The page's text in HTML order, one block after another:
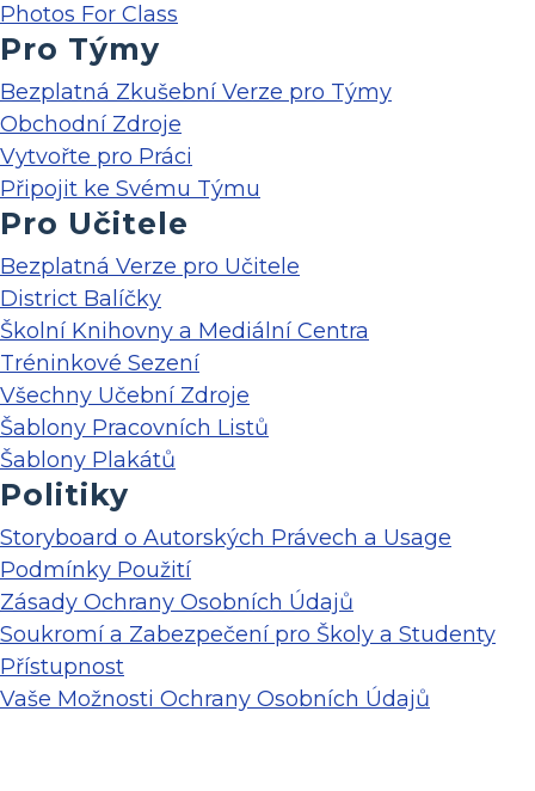
Photos For Class
Pro Týmy
Bezplatná Zkušební Verze pro Týmy
Obchodní Zdroje
Vytvořte pro Práci
Připojit ke Svému Týmu
Pro Učitele
Bezplatná Verze pro Učitele
District Balíčky
Školní Knihovny a Mediální Centra
Tréninkové Sezení
Všechny Učební Zdroje
Šablony Pracovních Listů
Šablony Plakátů
Politiky
Storyboard o Autorských Právech a Usage
Podmínky Použití
Zásady Ochrany Osobních Údajů
Soukromí a Zabezpečení pro Školy a Studenty
Přístupnost
Vaše Možnosti Ochrany Osobních Údajů